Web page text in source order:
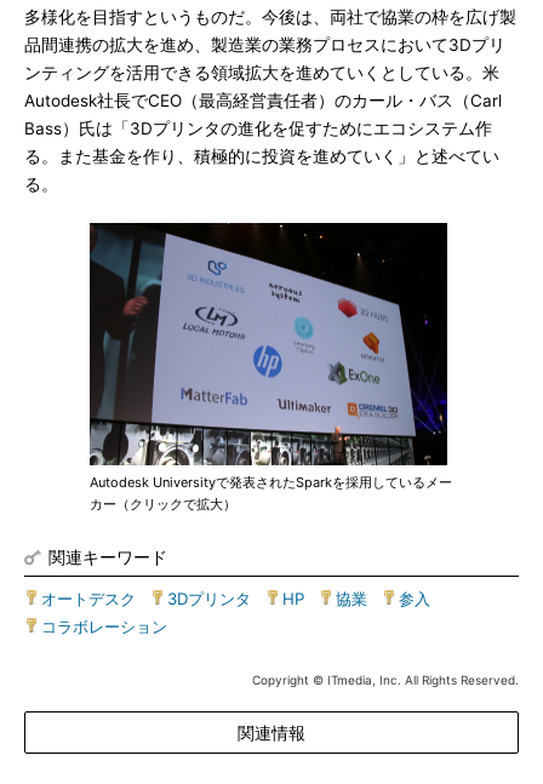
多様化を目指すというものだ。今後は、両社で協業の枠を広げ製
品間連携の拡大を進め、製造業の業務プロセスにおいて3Dプリ
ンティングを活用できる領域拡大を進めていくとしている。米
Autodesk社長でCEO（最高経営責任者）のカール・バス（Carl
Bass）氏は「3Dプリンタの進化を促すためにエコシステム作
る。また基金を作り、積極的に投資を進めていく」と述べてい
る。
Autodesk Universityで発表されたSparkを採用しているメー
カー（クリックで拡大）
関連キーワード
オートデスク 3Dプリンタ HP 協業 参入
コラボレーション
Copyright © ITmedia, Inc. All Rights Reserved.
関連情報